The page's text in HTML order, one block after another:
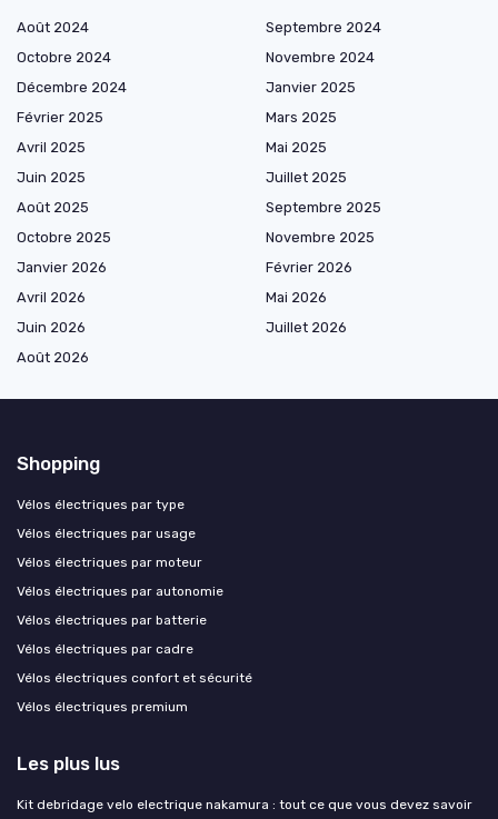
Août 2024
Septembre 2024
Octobre 2024
Novembre 2024
Décembre 2024
Janvier 2025
Février 2025
Mars 2025
Avril 2025
Mai 2025
Juin 2025
Juillet 2025
Août 2025
Septembre 2025
Octobre 2025
Novembre 2025
Janvier 2026
Février 2026
Avril 2026
Mai 2026
Juin 2026
Juillet 2026
Août 2026
Shopping
Vélos électriques par type
Vélos électriques par usage
Vélos électriques par moteur
Vélos électriques par autonomie
Vélos électriques par batterie
Vélos électriques par cadre
Vélos électriques confort et sécurité
Vélos électriques premium
Les plus lus
Kit debridage velo electrique nakamura : tout ce que vous devez savoir